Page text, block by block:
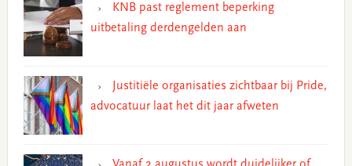
KNB past reglement beperking
uitbetaling derdengelden aan
Justitiële organisaties zichtbaar bij Pride,
advocatuur laat het dit jaar afweten